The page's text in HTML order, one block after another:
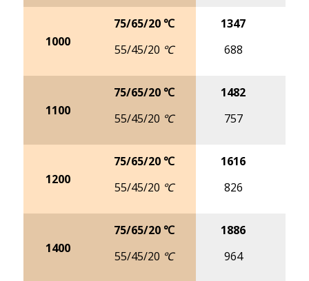
1000
75/65/20 ℃
55/45/20 ℃
1347
688
1100
75/65/20 ℃
55/45/20 ℃
1482
757
1200
75/65/20 ℃
55/45/20 ℃
1616
826
1400
75/65/20 ℃
55/45/20 ℃
1886
964